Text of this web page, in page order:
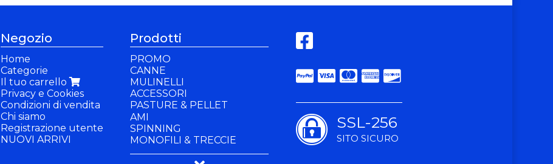
Negozio
Home
Categorie
Il tuo carrello
Privacy e Cookies
Condizioni di vendita
Chi siamo
Registrazione utente
NUOVI ARRIVI
Prodotti
PROMO
CANNE
MULINELLI
ACCESSORI
PASTURE & PELLET
PASTURE
PELLET
INNESCO
ADDITIVI
AMI
SPINNING
MONOFILI & TRECCIE
PANCHETTI & SEDIE
SSL-256
SITO SICURO